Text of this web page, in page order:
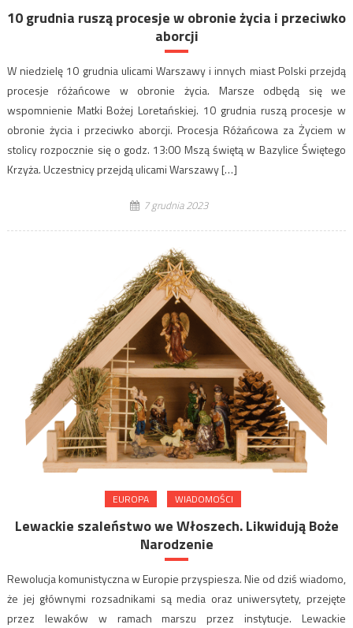
10 grudnia ruszą procesje w obronie życia i przeciwko
aborcji
W niedzielę 10 grudnia ulicami Warszawy i innych miast Polski przejdą
procesje różańcowe w obronie życia. Marsze odbędą się we
wspomnienie Matki Bożej Loretańskiej. 10 grudnia ruszą procesje w
obronie życia i przeciwko aborcji. Procesja Różańcowa za Życiem w
stolicy rozpocznie się o godz. 13:00 Mszą świętą w Bazylice Świętego
Krzyża. Uczestnicy przejdą ulicami Warszawy […]
7 grudnia 2023
EUROPA WIADOMOŚCI
Lewackie szaleństwo we Włoszech. Likwidują Boże
Narodzenie
Rewolucja komunistyczna w Europie przyspiesza. Nie od dziś wiadomo,
że jej głównymi rozsadnikami są media oraz uniwersytety, przejęte
przez lewaków w ramach marszu przez instytucje. Lewackie